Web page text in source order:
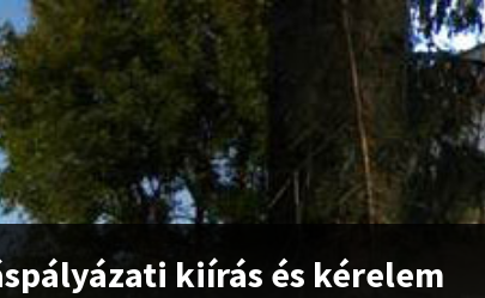
kiírás és kérelem